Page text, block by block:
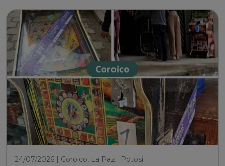
24/07/2026 | Coroico, La Paz ; Potosi